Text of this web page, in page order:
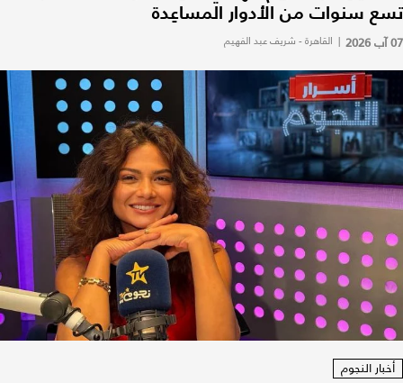
تسع سنوات من الأدوار المساعِدة
07 آب 2026 | القاهرة - شريف عبد الفهيم
أخبار النجوم